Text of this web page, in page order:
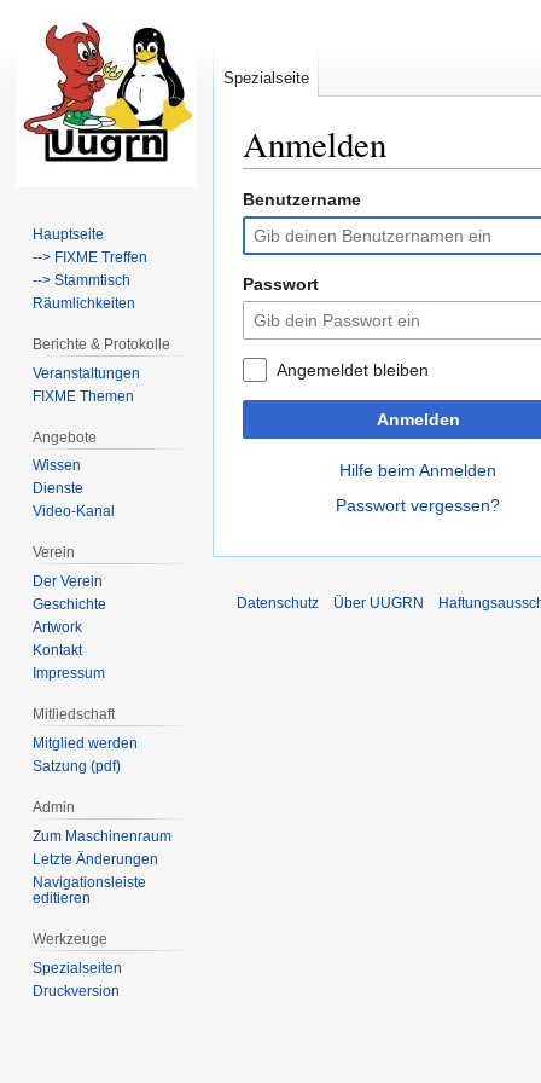
Anmelden
Zur
Navigation
springen
Zur
Suche
springen
Benutzername
Passwort
Angemeldet bleiben
Anmelden
Hilfe beim Anmelden
Passwort vergessen?
Spezialseite
Hauptseite
--> FIXME Treffen
--> Stammtisch
Räumlichkeiten
Berichte & Protokolle
Veranstaltungen
FIXME Themen
Angebote
Wissen
Dienste
Video-Kanal
Verein
Der Verein
Geschichte
Artwork
Kontakt
Impressum
Mitliedschaft
Mitglied werden
Satzung (pdf)
Admin
Zum Maschinenraum
Letzte Änderungen
Navigationsleiste
editieren
Werkzeuge
Spezialseiten
Druckversion
Datenschutz Über UUGRN